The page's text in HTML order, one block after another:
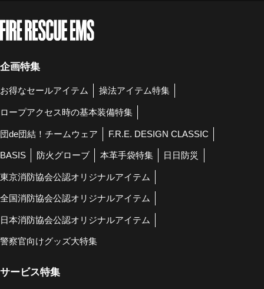
企画特集
お得なセールアイテム 操法アイテム特集
ロープアクセス時の基本装備特集
団de団結！チームウェア F.R.E. DESIGN CLASSIC
BASIS 防火グローブ 本革手袋特集 日日防災
東京消防協会公認オリジナルアイテム
全国消防協会公認オリジナルアイテム
日本消防協会公認オリジナルアイテム
警察官向けグッズ大特集
サービス特集